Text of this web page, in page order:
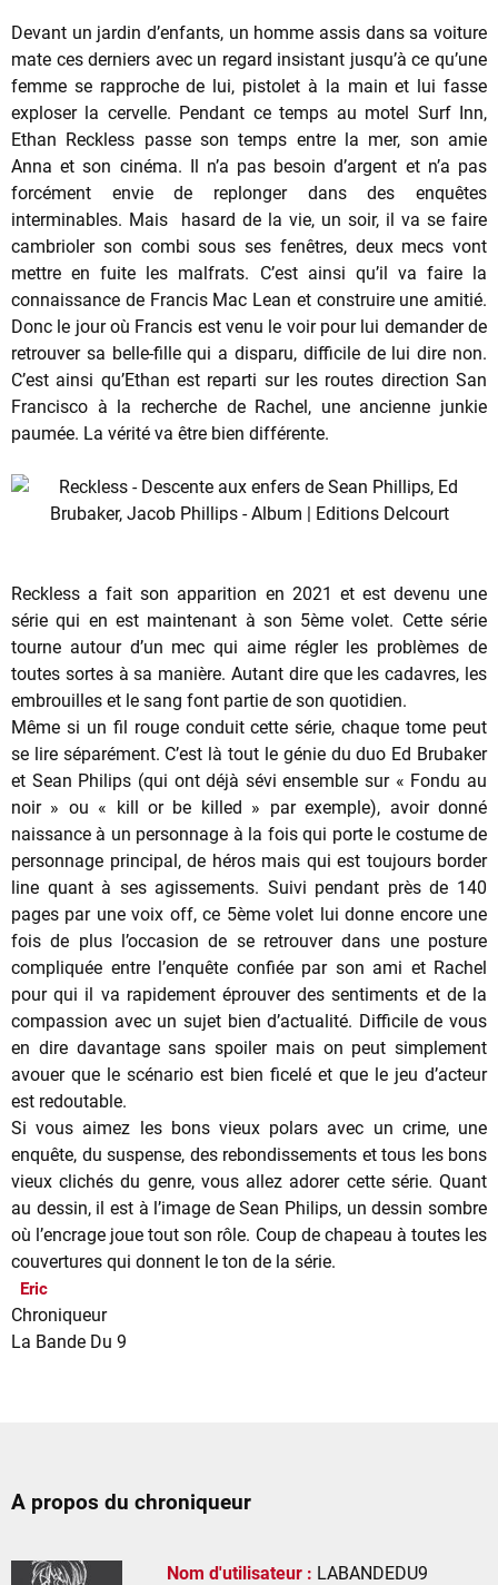
Devant un jardin d’enfants, un homme assis dans sa voiture
mate ces derniers avec un regard insistant jusqu’à ce qu’une
femme se rapproche de lui, pistolet à la main et lui fasse
exploser la cervelle. Pendant ce temps au motel Surf Inn,
Ethan Reckless passe son temps entre la mer, son amie
Anna et son cinéma. Il n’a pas besoin d’argent et n’a pas
forcément envie de replonger dans des enquêtes
interminables. Mais hasard de la vie, un soir, il va se faire
cambrioler son combi sous ses fenêtres, deux mecs vont
mettre en fuite les malfrats. C’est ainsi qu’il va faire la
connaissance de Francis Mac Lean et construire une amitié.
Donc le jour où Francis est venu le voir pour lui demander de
retrouver sa belle-fille qui a disparu, difficile de lui dire non.
C’est ainsi qu’Ethan est reparti sur les routes direction San
Francisco à la recherche de Rachel, une ancienne junkie
paumée. La vérité va être bien différente.
Reckless a fait son apparition en 2021 et est devenu une
série qui en est maintenant à son 5ème volet. Cette série
tourne autour d’un mec qui aime régler les problèmes de
toutes sortes à sa manière. Autant dire que les cadavres, les
embrouilles et le sang font partie de son quotidien.
Même si un fil rouge conduit cette série, chaque tome peut
se lire séparément. C’est là tout le génie du duo Ed Brubaker
et Sean Philips (qui ont déjà sévi ensemble sur « Fondu au
noir » ou « kill or be killed » par exemple), avoir donné
naissance à un personnage à la fois qui porte le costume de
personnage principal, de héros mais qui est toujours border
line quant à ses agissements. Suivi pendant près de 140
pages par une voix off, ce 5ème volet lui donne encore une
fois de plus l’occasion de se retrouver dans une posture
compliquée entre l’enquête confiée par son ami et Rachel
pour qui il va rapidement éprouver des sentiments et de la
compassion avec un sujet bien d’actualité. Difficile de vous
en dire davantage sans spoiler mais on peut simplement
avouer que le scénario est bien ficelé et que le jeu d’acteur
est redoutable.
Si vous aimez les bons vieux polars avec un crime, une
enquête, du suspense, des rebondissements et tous les bons
vieux clichés du genre, vous allez adorer cette série. Quant
au dessin, il est à l’image de Sean Philips, un dessin sombre
où l’encrage joue tout son rôle. Coup de chapeau à toutes les
couvertures qui donnent le ton de la série.
Eric
Chroniqueur
La Bande Du 9
A propos du chroniqueur
Nom d'utilisateur : LABANDEDU9